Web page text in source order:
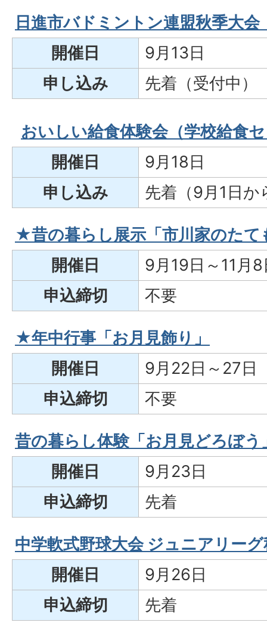
日進市バドミントン連盟秋季大
開催日
9月13日
申し込み
先着（受付中）
おいしい給食体験会（学校給食
開催日
9月18日
申し込み
先着（9月1日か
★昔の暮らし展示「市川家のたて
開催日
9月19日～11月8
申込締切
不要
★年中行事「お月見飾り」
開催日
9月22日～27日
申込締切
不要
昔の暮らし体験「お月見どろぼう
開催日
9月23日
申込締切
先着
中学軟式野球大会 ジュニアリー
開催日
9月26日
申込締切
先着